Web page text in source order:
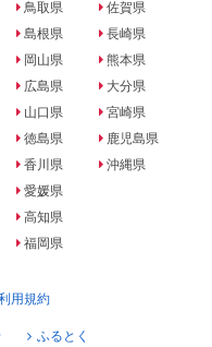
鳥取県
島根県
岡山県
広島県
山口県
徳島県
香川県
愛媛県
高知県
福岡県
佐賀県
長崎県
熊本県
大分県
宮崎県
鹿児島県
沖縄県
用規約
ふるとく